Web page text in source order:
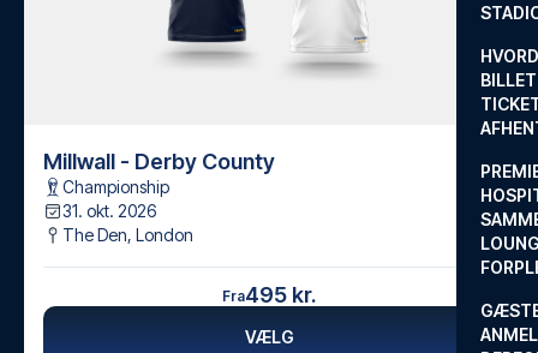
Millwall - Derby County
Championship
31. okt. 2026
The Den, London
Fra495 kr.
VÆLG